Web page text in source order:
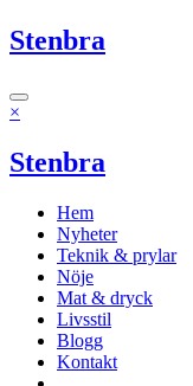
Stenbra
×
Stenbra
Hem
Nyheter
Teknik & prylar
Nöje
Mat & dryck
Livsstil
Blogg
Kontakt